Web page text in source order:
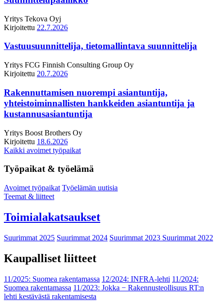
Yritys Tekova Oyj
Kirjoitettu 22.7.2026
Vastuusuunnittelija, tietomallintava suunnittelija
Yritys FCG Finnish Consulting Group Oy
Kirjoitettu 20.7.2026
Rakennuttamisen nuorempi asiantuntija,
yhteistoiminnallisten hankkeiden asiantuntija ja
kustannusasiantuntija
Yritys Boost Brothers Oy
Kirjoitettu 18.6.2026
Kaikki avoimet työpaikat
Työpaikat & työelämä
Avoimet työpaikat Työelämän uutisia
Teemat & liitteet
Toimialakatsaukset
Suurimmat 2025 Suurimmat 2024 Suurimmat 2023 Suurimmat 2022
Kaupalliset liitteet
11/2025: Suomea rakentamassa 12/2024: INFRA-lehti 11/2024:
Suomea rakentamassa 11/2023: Jokka − Rakennusteollisuus RT:n
lehti kestävästä rakentamisesta